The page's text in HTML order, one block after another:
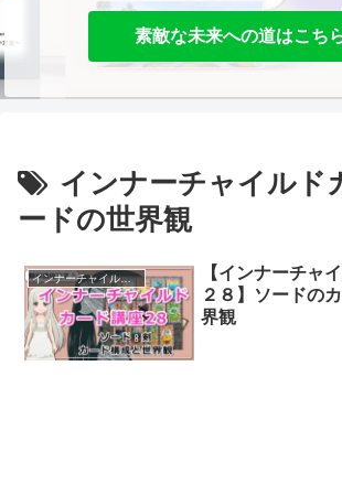
素敵な未来への道はこち
インナーチャイル
ードの世界観
インナーチャイルドカード講座
【インナーチャ
２８】ソードの
界観